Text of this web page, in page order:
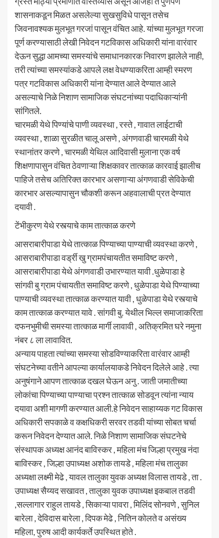
शासनाकडून मिळत असलेल्या सुखसुविधे पासून तसेच
जिवनावश्यक मुलभूत गरजां पासून वंचित आहे. यांच्या मुलभूत गरजा
पूर्ण करण्यासाठी लेखी निवेदन गटविकास अधिकारी यांना वारंवार
देऊन सुद्धा आमच्या समस्यांचे समाधानकारक निवारण झालेले नाही,
तरी त्यांच्या समस्यांकडे आपले लक्ष वेधण्याकरिता आम्ही स्मरण
पत्र गटविकास अधिकारी यांना देण्यात आले देण्यात आले
असल्याचे निळे निशाण सामाजिक संघटनांच्या पदाधिकाऱ्यांनी
सांगितले.
चारमळी येथे पिण्यांचे पाणी व्यवस्था , रस्ते , गावात लाईटाची
व्यवस्था , शाळा सुरळीत चालू असणे , अंगणवाडी चारमळी येथे
स्थानांतर करणे , चारमळी येथिल आदिवासी मुलाना एक वर्ष
शिक्षणापासुन वंचित ठेवणाऱ्या शिक्षकावर तात्काळ कारवाई झालीच
पाहिजे तसेच अतिरिक्त कारभार असणाऱ्या अंगणवाडी सेविकेची
कारभार असल्यापासुन चौकशी करून अहवालाची प्रत देण्यात
दयावी .
टेंभीकुरण येथे रस्त्याचे काम तात्काळ करणे
आसराबारीपाडा येथे तात्काळ पिण्याच्या पाण्याची व्यवस्था करणे ,
आसराबारीपाडा वर्ड्री खु ग्रामपंचायतीत समाविष्ट करणे ,
आसराबारीपाडा येथे अंगणवाडी उभारण्यात यावी .धुळेपाडा हे
सांगवी बु ग्राम पंचायतीत समाविष्ट करणे , धुळेपाडा येथे पिण्याच्या
पाण्याची व्यवस्था तात्काळ करण्यात यावी , धुळेपाडा येथे रस्त्याचे
काम तात्काळ करण्यात यावे . सांगवी बु. येथील भिल्ल समाजाकरिता
दफनभुमीची समस्या तात्काळ मार्गी लावावी , अतिक्रमित घरे नमुना
नंबर ८ ला लावावित.
अन्याय पाहता त्यांच्या समस्या सोडविण्याकरिता वारंवार आम्ही
संघटनेच्या वतीने आपल्या कार्यालयाकडे निवेदन दिलेले आहे . त्या
अनुषंगाने आपण तात्काळ दखल घेऊन अनु . जाती जमातीच्या
लोकांचा पिण्याच्या पाण्याचा प्रश्न तात्काळ सोडवून त्यांना न्याय
दयावा अशी मागणी करण्यात आली.हे निवेदन साहाय्यक गट विकास
अधिकारी सपकाळे व कक्षधिकरी सरवर तडवी यांच्या सोबत चर्चा
करून निवेदन देण्यात आले. निळे निशाण सामाजिक संघटनेचे
संस्थापक अध्यक्ष आनंद बाविस्कर , महिला मंच जिल्हा प्रमुख नंदा
बाविस्कर , जिल्हा उपाध्यक्ष अशोक तायडे , महिला मंच तालुका
अध्यक्षा लक्ष्मी मेढे , यावल तालुका युवक अध्यक्ष विलास तायडे , ता .
उपाध्यक्ष सैय्यद सखावत , तालुका युवक उपाध्यक्ष इकबाल तडवी
,सल्लागार राहुल तायडे , सिकाऱ्या पावरा , मिलिंद सोनवणे , सुनिल
बारेला , देविदास बारेला , दिपक मेढे , नितिन कोलते व असंख्य
महिला, पुरुष आदी कार्यकर्ते उपस्थित होते .